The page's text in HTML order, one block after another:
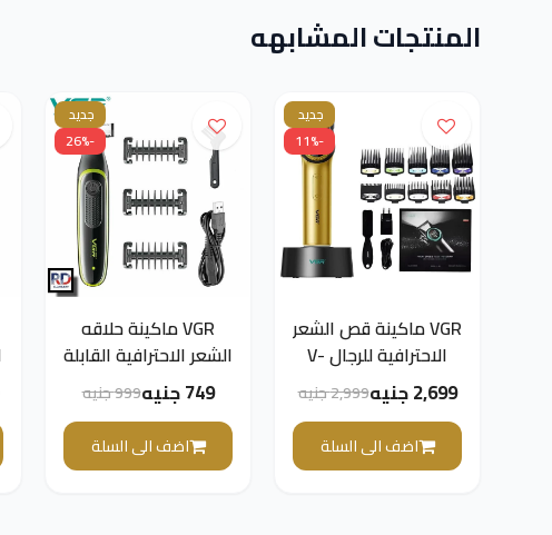
المنتجات المشابهه
جديد
-11%
VGR ماكينة قص الشعر
الاحترافية للرجال V-
001
2,699 جنيه 2,999 جنيه
اضف الى السلة
جديد
-26%
VGR ماكينة حلاقه
الشعر الاحترافية القابلة
لإعادة الشحن V-017
749 جنيه 999 جنيه
اضف الى السلة